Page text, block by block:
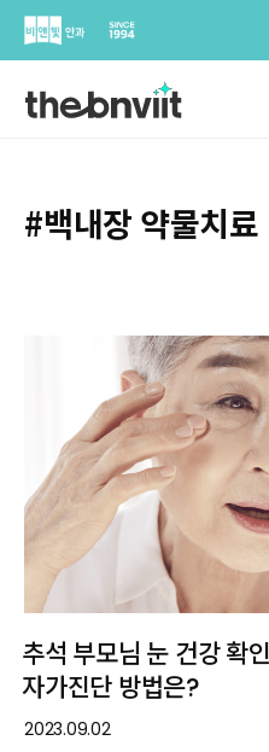
Skip
#백내장 약물치료
추석 부모님 눈 건강 확
자가진단 방법은?
2023.09.02